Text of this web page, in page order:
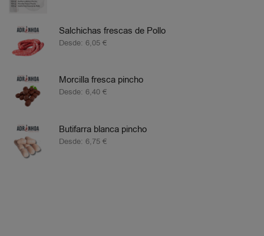
Salchichas frescas de Pollo
Desde: 6,05 €
Morcilla fresca pincho
Desde: 6,40 €
Butifarra blanca pincho
Desde: 6,75 €